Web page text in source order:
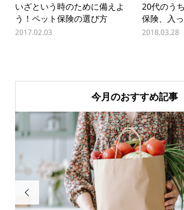
いざという時のために備えよ
う！ペット保険の選び方
2017.02.03
20代のう
保険、入
2018.03.28
今月のおすすめ記事
